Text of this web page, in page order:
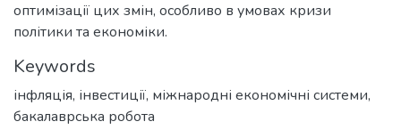
оптимізації цих змін, особливо в умовах кризи
Keywords
інфляція, інвестиції, міжнародні економічні системи,
бакалаврська робота